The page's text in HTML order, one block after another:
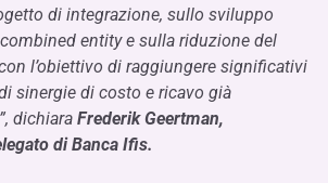
di integrazione, sullo sviluppo
entity e sulla riduzione del
l’obiettivo di raggiungere significativi
sinergie di costo e ricavo già
dichiara Frederik Geertman,
di Banca Ifis.